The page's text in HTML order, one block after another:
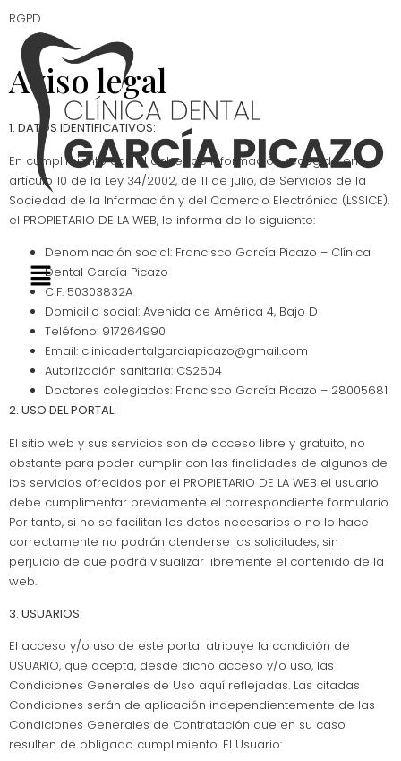
RGPD
Aviso legal
1. DATOS IDENTIFICATIVOS:
En cumplimiento con el deber de información recogido en
artículo 10 de la Ley 34/2002, de 11 de julio, de Servicios de la
Sociedad de la Información y del Comercio Electrónico (LSSICE),
el PROPIETARIO DE LA WEB, le informa de lo siguiente:
Denominación social: Francisco García Picazo – Clínica
Dental García Picazo
CIF: 50303832A
Domicilio social: Avenida de América 4, Bajo D
Teléfono: 917264990
Email: clinicadentalgarciapicazo@gmail.com
Autorización sanitaria: CS2604
Doctores colegiados: Francisco García Picazo – 28005681
2. USO DEL PORTAL:
El sitio web y sus servicios son de acceso libre y gratuito, no
obstante para poder cumplir con las finalidades de algunos de
los servicios ofrecidos por el PROPIETARIO DE LA WEB el usuario
debe cumplimentar previamente el correspondiente formulario.
Por tanto, si no se facilitan los datos necesarios o no lo hace
correctamente no podrán atenderse las solicitudes, sin
perjuicio de que podrá visualizar libremente el contenido de la
web.
3. USUARIOS:
El acceso y/o uso de este portal atribuye la condición de
USUARIO, que acepta, desde dicho acceso y/o uso, las
Condiciones Generales de Uso aquí reflejadas. Las citadas
Condiciones serán de aplicación independientemente de las
Condiciones Generales de Contratación que en su caso
resulten de obligado cumplimiento. El Usuario: